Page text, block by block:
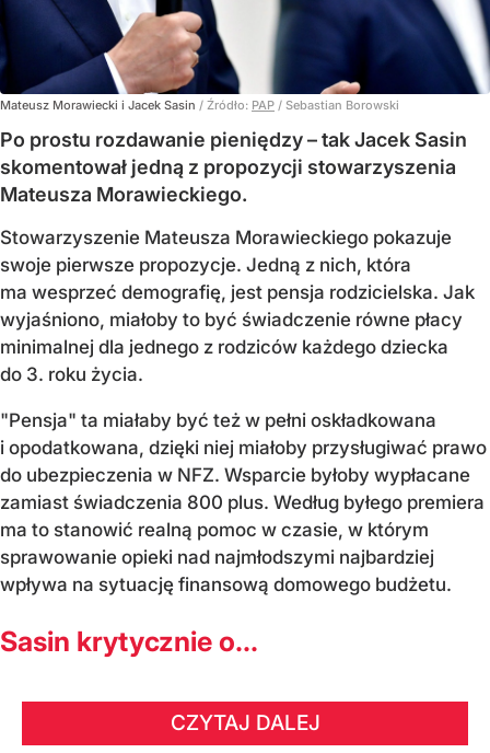
Mateusz Morawiecki i Jacek Sasin / Źródło: PAP / Sebastian Borowski
Po prostu rozdawanie pieniędzy – tak Jacek Sasin
skomentował jedną z propozycji stowarzyszenia
Mateusza Morawieckiego.
Stowarzyszenie Mateusza Morawieckiego pokazuje
swoje pierwsze propozycje. Jedną z nich, która
ma wesprzeć demografię, jest pensja rodzicielska. Jak
wyjaśniono, miałoby to być świadczenie równe płacy
minimalnej dla jednego z rodziców każdego dziecka
do 3. roku życia.
"Pensja" ta miałaby być też w pełni oskładkowana
i opodatkowana, dzięki niej miałoby przysługiwać prawo
do ubezpieczenia w NFZ. Wsparcie byłoby wypłacane
zamiast świadczenia 800 plus. Według byłego premiera
ma to stanowić realną pomoc w czasie, w którym
sprawowanie opieki nad najmłodszymi najbardziej
wpływa na sytuację finansową domowego budżetu.
Sasin krytycznie o...
CZYTAJ DALEJ